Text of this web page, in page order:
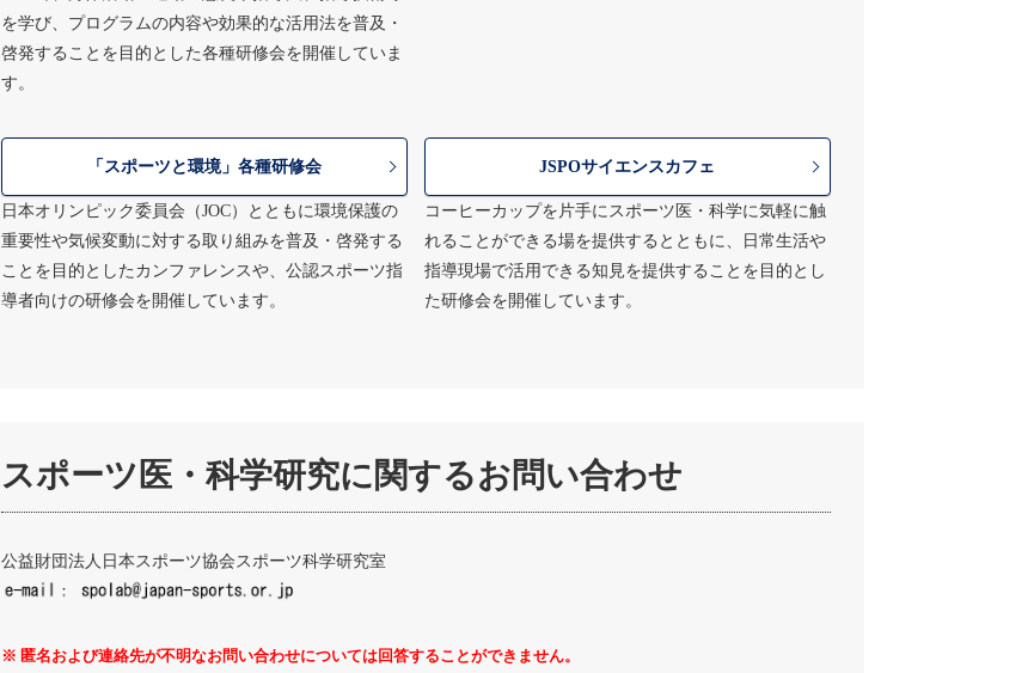
を学び、プログラムの内容や効果的な活用法を普及・
啓発することを目的とした各種研修会を開催していま
す。
「スポーツと環境」各種研修会
日本オリンピック委員会（JOC）とともに環境保護の
重要性や気候変動に対する取り組みを普及・啓発する
ことを目的としたカンファレンスや、公認スポーツ指
導者向けの研修会を開催しています。
JSPOサイエンスカフェ
コーヒーカップを片手にスポーツ医・科学に気軽に触
れることができる場を提供するとともに、日常生活や
指導現場で活用できる知見を提供することを目的とし
た研修会を開催しています。
スポーツ医・科学研究に関するお問い合わせ
公益財団法人日本スポーツ協会スポーツ科学研究室
※ 匿名および連絡先が不明なお問い合わせについては回答することができません。